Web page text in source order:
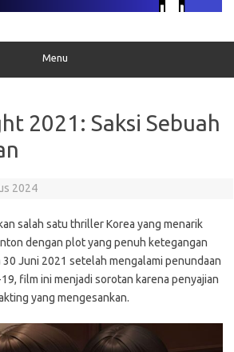
Menu
2021: Saksi Sebuah
2024
salah satu thriller Korea yang menarik
dengan plot yang penuh ketegangan
Juni 2021 setelah mengalami penundaan
film ini menjadi sorotan karena penyajian
yang mengesankan.